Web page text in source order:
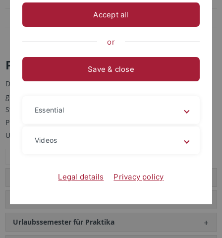
Praxis & Beruf
Damit der Übergang ins Berufsleben möglichst reibungslos
gelingt, gibt es eine Reihe von Angeboten speziell für
Studierende der Informatik. Diese Angebote stärken den
Praxisbezug im Studium und ermöglichen frühzeitig, mit
Unternehmen in direkten Kontakt zu kommen.
Urlaubssemester für Praktika
Accept all
or
Save & close
Essential
Videos
Legal details Privacy policy